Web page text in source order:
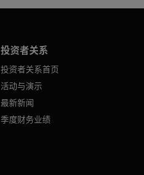
投资者关系
投资者关系首页
活动与演示
最新新闻
季度财务业绩